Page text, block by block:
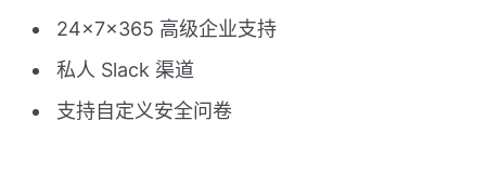
24×7×365 高级企业支持
私人 Slack 渠道
支持自定义安全问卷